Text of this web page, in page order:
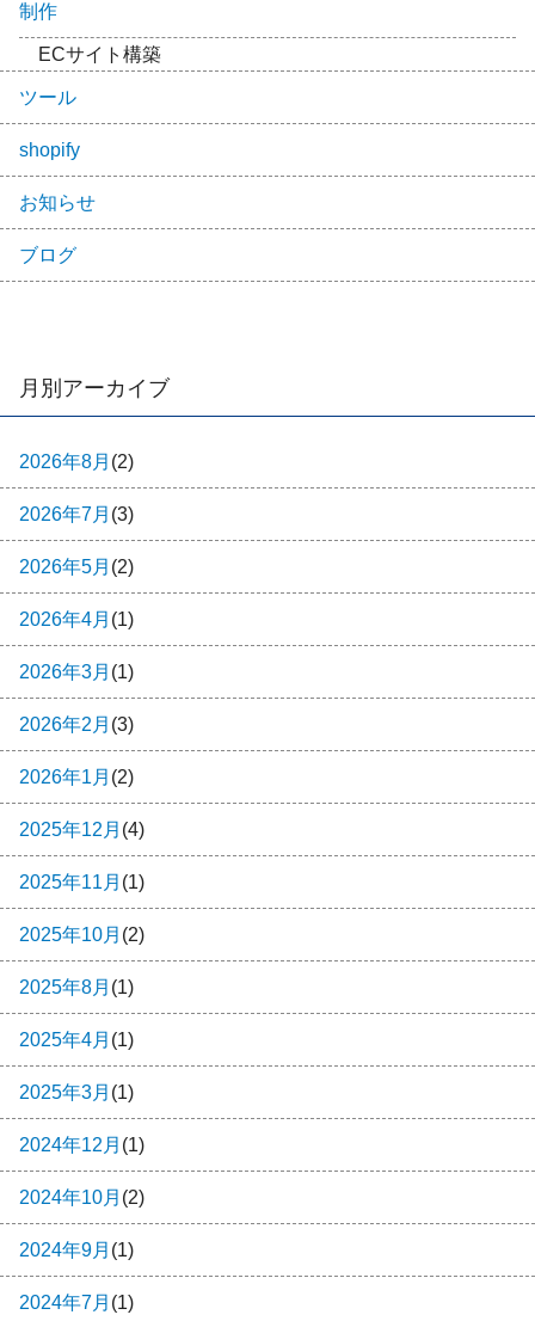
制作
ECサイト構築
ツール
shopify
お知らせ
ブログ
月別アーカイブ
2026年8月 (2)
2026年7月 (3)
2026年5月 (2)
2026年4月 (1)
2026年3月 (1)
2026年2月 (3)
2026年1月 (2)
2025年12月 (4)
2025年11月 (1)
2025年10月 (2)
2025年8月 (1)
2025年4月 (1)
2025年3月 (1)
2024年12月 (1)
2024年10月 (2)
2024年9月 (1)
2024年7月 (1)